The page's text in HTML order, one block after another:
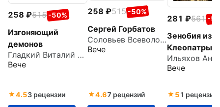
258 515 -50%
Изгоняющий
демонов
Гладкий Виталий Дмитриевич
Вече
4.53 рецензии
258 515 -50%
Сергей Горбатов
Соловьев Всеволод Сергеевич
Вече
4.67 рецензий
281 561 -
Зенобия из
Клеопатры
Вече
51 рецензия